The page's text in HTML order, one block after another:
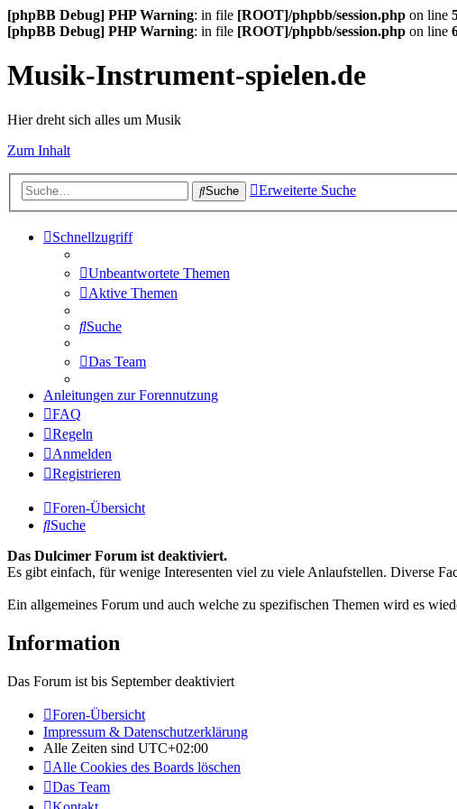
[phpBB Debug] PHP Warning: in file [ROOT]/phpbb/session.php on line
[phpBB Debug] PHP Warning: in file [ROOT]/phpbb/session.php on line
Musik-Instrument-spielen.de
Hier dreht sich alles um Musik
Zum Inhalt
Suche Erweiterte Suche
Schnellzugriff
Unbeantwortete Themen
Aktive Themen
Suche
Das Team
Anleitungen zur Forennutzung
FAQ
Regeln
Anmelden
Registrieren
Foren-Übersicht
Suche
Das Dulcimer Forum ist deaktiviert.
Es gibt einfach, für wenige Interesenten viel zu viele Anlaufstellen. Diverse
Ein allgemeines Forum und auch welche zu spezifischen Themen wird es
Information
Das Forum ist bis September deaktiviert
Foren-Übersicht
Impressum & Datenschutzerklärung
Alle Zeiten sind UTC+02:00
Alle Cookies des Boards löschen
Das Team